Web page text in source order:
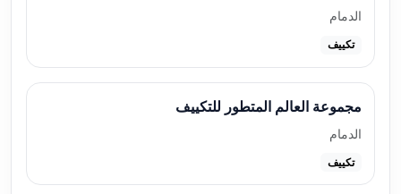
الدمام
تكييف
مجموعة العالم المتطور للتكييف
الدمام
تكييف